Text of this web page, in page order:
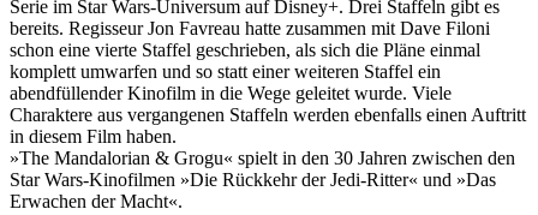
Serie im Star Wars-Universum auf Disney+. Drei Staffeln gibt es
bereits. Regisseur Jon Favreau hatte zusammen mit Dave Filoni
schon eine vierte Staffel geschrieben, als sich die Pläne einmal
komplett umwarfen und so statt einer weiteren Staffel ein
abendfüllender Kinofilm in die Wege geleitet wurde. Viele
Charaktere aus vergangenen Staffeln werden ebenfalls einen Auftritt
in diesem Film haben.
»The Mandalorian & Grogu« spielt in den 30 Jahren zwischen den
Star Wars-Kinofilmen »Die Rückkehr der Jedi-Ritter« und »Das
Erwachen der Macht«.